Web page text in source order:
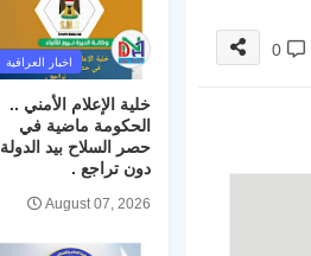
0
اخبار العراقية
خلية الإعلام الأمني ..
الحكومة ماضية في
حصر السلاح بيد الدولة
دون تراجع .
August 07, 2026